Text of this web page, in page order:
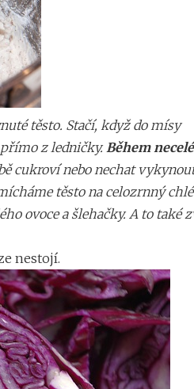
těsto. Stačí, když do mísy
z ledničky. Během
cukroví nebo nechat
těsto na celozrnný
ovoce a šlehačky. A to také
nestojí.